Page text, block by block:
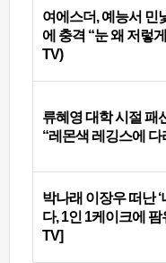
여에스더, 예능서 민
에 충격 “눈 왜 저렇
TV)
류혜영 대학 시절 패
“레몬색 레깅스에 다
박나래 이장우 떠난
다, 1인 1케이크에 팜
TV]